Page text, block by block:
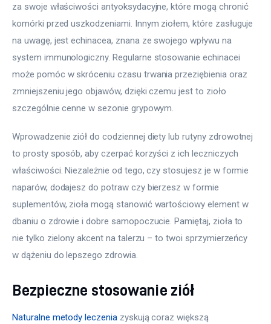
za swoje właściwości antyoksydacyjne, które mogą chronić
komórki przed uszkodzeniami. Innym ziołem, które zasługuje
na uwagę, jest echinacea, znana ze swojego wpływu na
system immunologiczny. Regularne stosowanie echinacei
może pomóc w skróceniu czasu trwania przeziębienia oraz
zmniejszeniu jego objawów, dzięki czemu jest to zioło
szczególnie cenne w sezonie grypowym.
Wprowadzenie ziół do codziennej diety lub rutyny zdrowotnej
to prosty sposób, aby czerpać korzyści z ich leczniczych
właściwości. Niezależnie od tego, czy stosujesz je w formie
naparów, dodajesz do potraw czy bierzesz w formie
suplementów, zioła mogą stanowić wartościowy element w
dbaniu o zdrowie i dobre samopoczucie. Pamiętaj, zioła to
nie tylko zielony akcent na talerzu – to twoi sprzymierzeńcy
w dążeniu do lepszego zdrowia.
Bezpieczne stosowanie ziół
Naturalne metody leczenia zyskują coraz większą